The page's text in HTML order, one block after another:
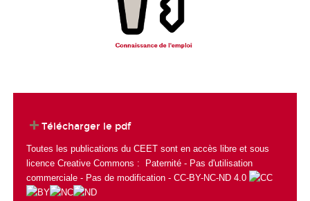
Télécharger le pdf
Toutes les publications du CEET sont en accès libre et sous
licence Creative Commons : Paternité - Pas d'utilisation
commerciale - Pas de modification - CC-BY-NC-ND 4.0